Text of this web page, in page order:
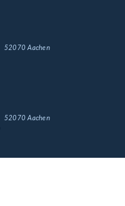
52070 Aachen
52070 Aachen